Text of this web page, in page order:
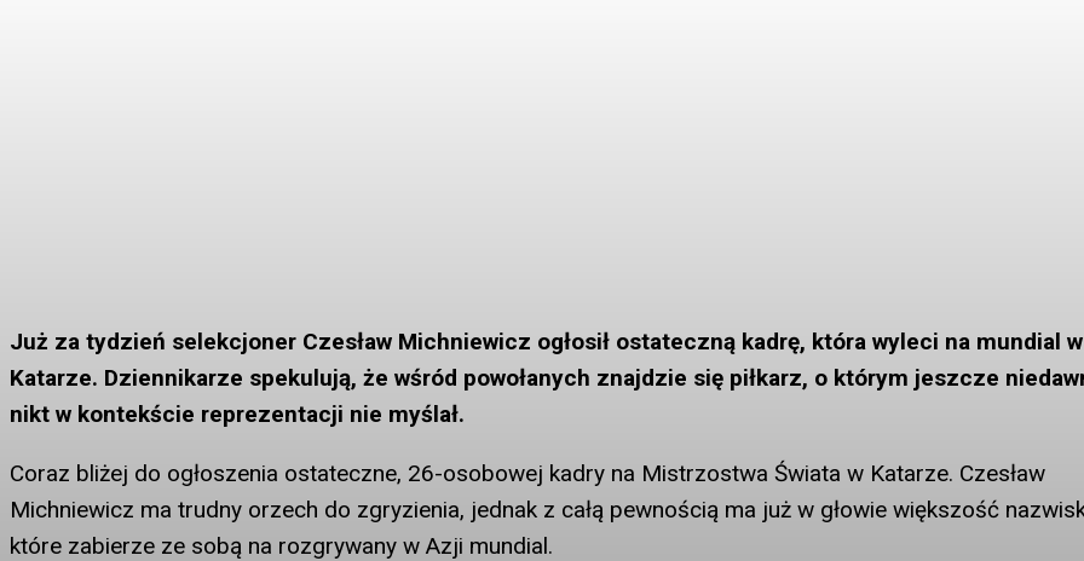
Już za tydzień selekcjoner Czesław Michniewicz ogłosił ostateczną kadrę, która wyleci na mundial w
Katarze. Dziennikarze spekulują, że wśród powołanych znajdzie się piłkarz, o którym jeszcze
nikt w kontekście reprezentacji nie myślał.
Coraz bliżej do ogłoszenia ostateczne, 26-osobowej kadry na Mistrzostwa Świata w Katarze. Czesław
Michniewicz ma trudny orzech do zgryzienia, jednak z całą pewnością ma już w głowie większość
które zabierze ze sobą na rozgrywany w Azji mundial.